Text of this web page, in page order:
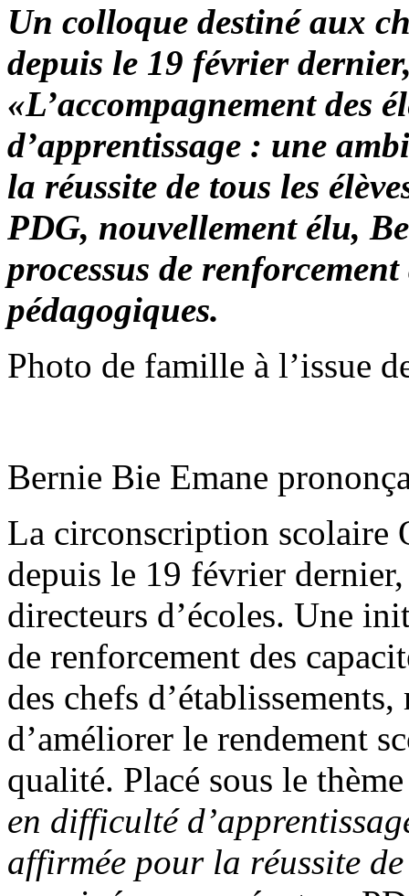
Un colloque destiné aux
depuis le 19 février
«L’accompagnement des
d’apprentissage : une
la réussite de tous les
PDG, nouvellement élu,
processus de
pédagogiques.
Photo de famille à l’issue
Bernie Bie Emane
La circonscription scolaire
depuis le 19 février
directeurs d’écoles. Une
de renforcement des
des chefs
d’améliorer le rendement
qualité. Placé sous le
en difficulté
affirmée pour la réussite de